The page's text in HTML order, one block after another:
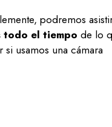
podremos
todo el tiempo de lo
usamos una cámara